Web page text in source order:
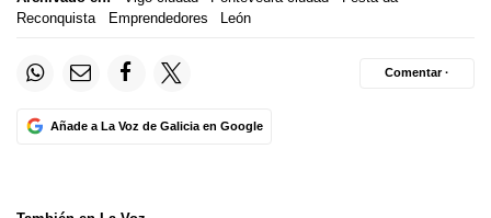
Reconquista
Emprendedores León
Añade a La Voz de Galicia en Google
Comentar ·